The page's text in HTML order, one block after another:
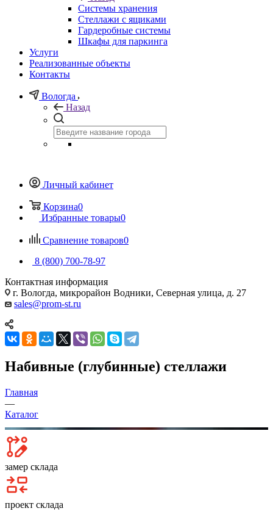
Системы хранения
Стеллажи с ящиками
Гардеробные системы
Шкафы для паркинга
Услуги
Реализованные объекты
Контакты
Вологда
Назад
Личный кабинет
Корзина0
Избранные товары0
Сравнение товаров0
8 (800) 700-78-97
Контактная информация
г. Вологда, микрорайон Водники, Северная улица, д. 27
sales@prom-st.ru
Набивные (глубинные) стеллажи
Главная
—
Каталог
замер склада
проект склада